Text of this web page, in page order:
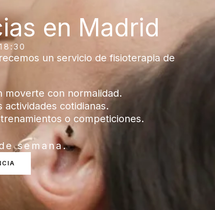
en Madrid
un servicio de fisioterapia de
moverte con normalidad.
cotidianas.
o competiciones.
semana.